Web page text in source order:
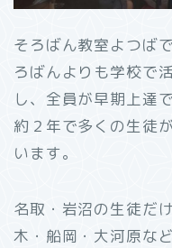
そろばん教室よつば
ろばんよりも学校で
し、全員が早期上達
約２年で多くの生徒
います。
名取・岩沼の生徒だ
木・船岡・大河原な